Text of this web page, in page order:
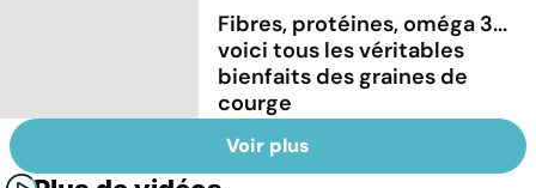
Fibres, protéines, oméga 3...
voici tous les véritables
bienfaits des graines de
courge
Voir plus